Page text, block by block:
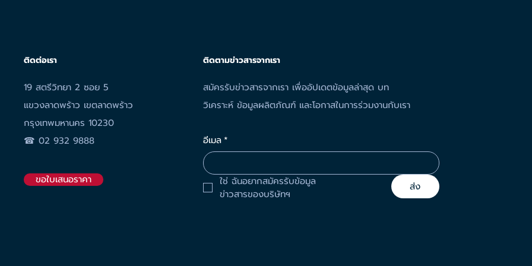
จากกลุ่มมิตรผล
ติดต่อเรา
19 สตรีวิทยา 2 ซอย 5
แขวงลาดพร้าว เขตลาดพร้าว
กรุงเทพมหานคร 10230
☎︎ 02 932 9888
ขอใบเสนอราคา
ติดตามข่าวสารจากเรา
สมัครรับข่าวสารจากเรา เพื่ออัปเดตข้อมูลล่าสุด บท
วิเคราะห์ ข้อมูลผลิตภัณฑ์ และโอกาสในการร่วมงานกับเรา
อีเมล*
ใช่ ฉันอยากสมัครรับข้อมูล
ข่าวสารของบริษัทฯ
ส่ง